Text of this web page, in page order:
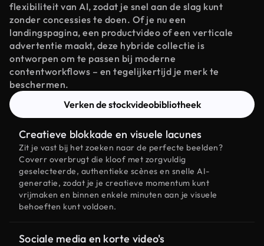
flexibiliteit van AI, zodat je snel aan de slag kunt
zonder concessies te doen. Of je nu een
landingspagina, een productvideo of een verticale
advertentie maakt, deze hybride collectie is
ontworpen om te passen bij moderne
contentworkflows – en tegelijkertijd je merk te
beschermen.
Verken de stockvideobibliotheek
Creatieve blokkade en visuele lacunes
Zit je vast bij het zoeken naar de perfecte beelden?
Coverr overbrugt die kloof met zorgvuldig
geselecteerde, authentieke scènes en snelle AI-
generatie, zodat je je creatieve momentum kunt
vrijmaken en binnen enkele minuten aan je visuele
behoeften kunt voldoen.
Sociale media en korte video's